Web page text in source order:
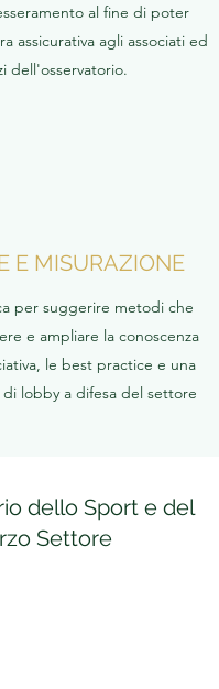
al fine di poter
assicurativa agli associati ed
dell'osservatorio.
E MISURAZIONE
per suggerire metodi che
e ampliare la conoscenza
le best practice e una
lobby a difesa del settore
dello Sport e del
Settore